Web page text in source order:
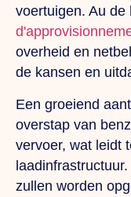
voertuigen. Au de
overheid en
de kansen en
Een groeiend
overstap van
vervoer, wat leidt
zullen worden